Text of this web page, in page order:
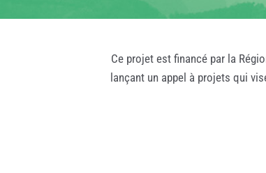
Ce projet est financé par la
lançant un appel à projets qui